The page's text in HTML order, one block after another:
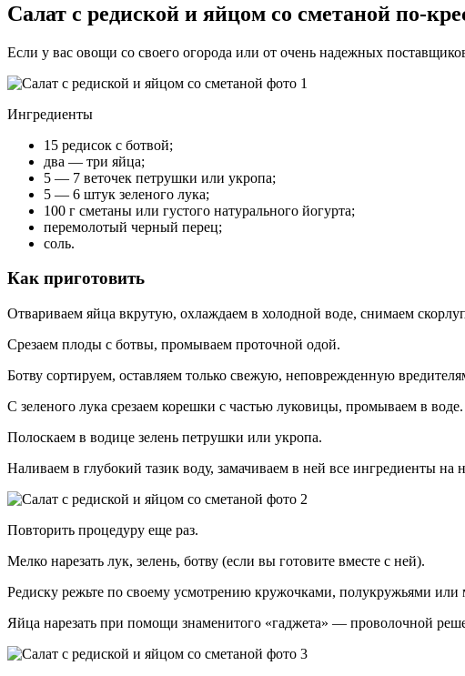
Салат с редиской и яйцом со сметаной по-
Если у вас овощи со своего огорода или от очень надежных
Ингредиенты
15 редисок с ботвой;
два — три яйца;
5 — 7 веточек петрушки или укропа;
5 — 6 штук зеленого лука;
100 г сметаны или густого натурального йогурта;
перемолотый черный перец;
соль.
Как приготовить
Отвариваем яйца вкрутую, охлаждаем в холодной воде, снимаем
Срезаем плоды с ботвы, промываем проточной одой.
Ботву сортируем, оставляем только свежую, неповрежденную
С зеленого лука срезаем корешки с частью луковицы, промываем в воде.
Полоскаем в водице зелень петрушки или укропа.
Наливаем в глубокий тазик воду, замачиваем в ней все ингредиенты на
Повторить процедуру еще раз.
Мелко нарезать лук, зелень, ботву (если вы готовите вместе с ней).
Редиску режьте по своему усмотрению кружочками, полукружьями или
Яйца нарезать при помощи знаменитого «гаджета» — проволочной